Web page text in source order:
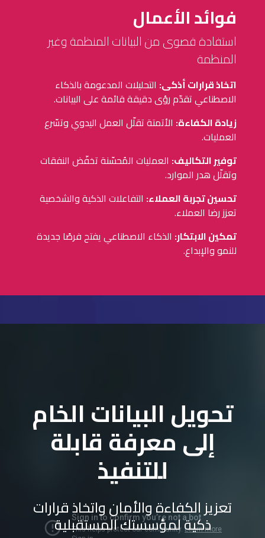
فوائد الأعمال
استفادة قصوى من البيانات المنظمة وغير
المنظمة
اتخاذ قرارات أذكى: التحليلات المدعومة بالذكاء
الاصطناعي تقدّم رؤى دقيقة قائمة على البيانات.
زيادة الكفاءة: الأتمتة تقلّل العمل اليدوي وتسّرع
العمليات.
توفير التكاليف: العمليات المُحسّنة تخفّض النفقات
وتقلّل هدر الموارد.
تحسين تجربة العملاء: التفاعلات الذكية والشخصية
تعزز رضا العملاء.
تمكين الابتكار: الذكاء الاصطناعي يفتح فرصًا جديدة
للنمو والإبداع.
تحويل البيانات الخام
إلى معرفة قابلة
للتنفيذ
تعزيز الكفاءة والأمان واتخاذ قرارات
ذكية لمؤسستك المستقبلية